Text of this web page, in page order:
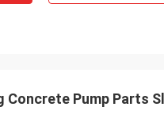
Concrete Pump Parts